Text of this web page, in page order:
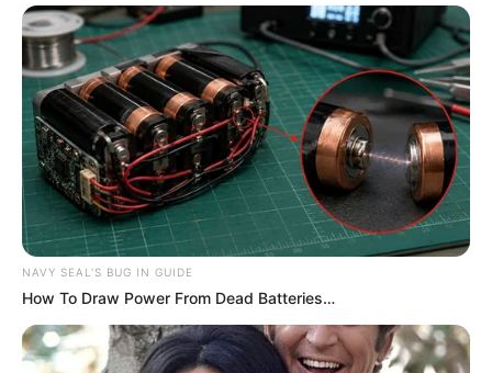
NAVY SEAL'S BUG IN GUIDE
How To Draw Power From Dead Batteries…